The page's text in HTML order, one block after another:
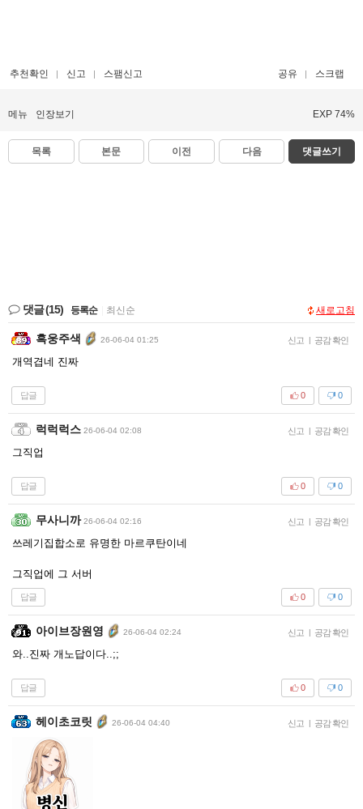
추천확인 신고 스팸신고 공유 스크랩
메뉴 인장보기 EXP 74%
목록 본문 이전 다음 댓글쓰기
댓글(15) 등록순 최신순 새로고침
흑웅주색 26-06-04 01:25 신고 | 공감 확인
개역겹네 진짜
답글 0
0
럭럭럭스 26-06-04 02:08 신고 | 공감 확인
그직업
답글 0
0
무사니까 26-06-04 02:16 신고 | 공감 확인
쓰레기집합소로 유명한 마르쿠탄이네
그직업에 그 서버
답글 0
0
아이브장원영 26-06-04 02:24 신고 | 공감 확인
와..진짜 개노답이다..;;
답글 0
0
헤이초코릿 26-06-04 04:40 신고 | 공감 확인